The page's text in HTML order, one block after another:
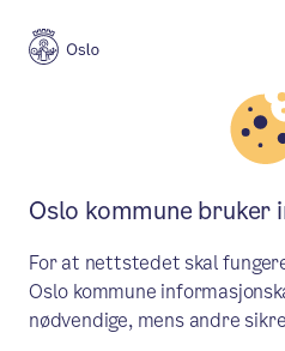
Ønskes: Ledig
Det skal være lett å
Derfor har vi
Oslo kommune bruker
For at nettstedet skal
Oslo kommune
nødvendige, mens andre